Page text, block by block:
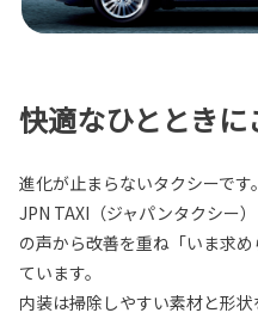
快適なひとときに
進化が止まらないタクシーです。
JPN TAXI（ジャパンタクシー
の声から改善を重ね「いま求
ています。
内装は掃除しやすい素材と形